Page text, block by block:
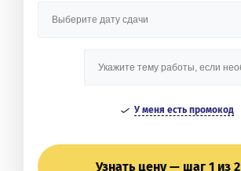
У меня есть промокод
Узнать цену — шаг 1 из 2